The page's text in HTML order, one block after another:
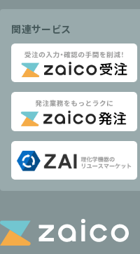
関連サービス